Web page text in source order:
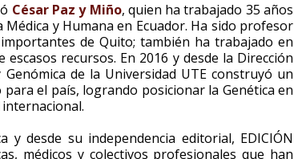
César Paz y Miño, quien ha trabajado 35 años
y Humana en Ecuador. Ha sido profesor
de Quito; también ha trabajado en
recursos. En 2016 y desde la Dirección
de la Universidad UTE construyó un
el país, logrando posicionar la Genética en
y desde su independencia editorial, EDICIÓN
médicos y colectivos profesionales que han